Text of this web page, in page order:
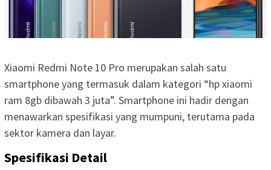
Xiaomi Redmi Note 10 Pro merupakan salah satu
smartphone yang termasuk dalam kategori “hp xiaomi
ram 8gb dibawah 3 juta”. Smartphone ini hadir dengan
menawarkan spesifikasi yang mumpuni, terutama pada
sektor kamera dan layar.
Spesifikasi Detail